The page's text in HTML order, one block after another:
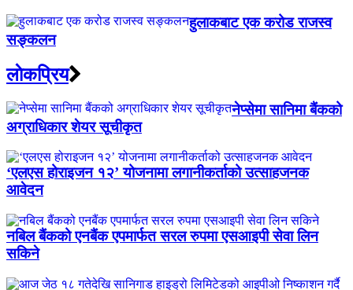
हुलाकबाट एक करोड राजस्व
सङ्कलन
लाेकप्रिय
नेप्सेमा सानिमा बैंकको
अग्राधिकार शेयर सूचीकृत
‘एलएस होराइजन १२’ योजनामा लगानीकर्ताको उत्साहजनक
आवेदन
नबिल बैंकको एनबैंक एपमार्फत सरल रुपमा एसआइपी सेवा लिन
सकिने